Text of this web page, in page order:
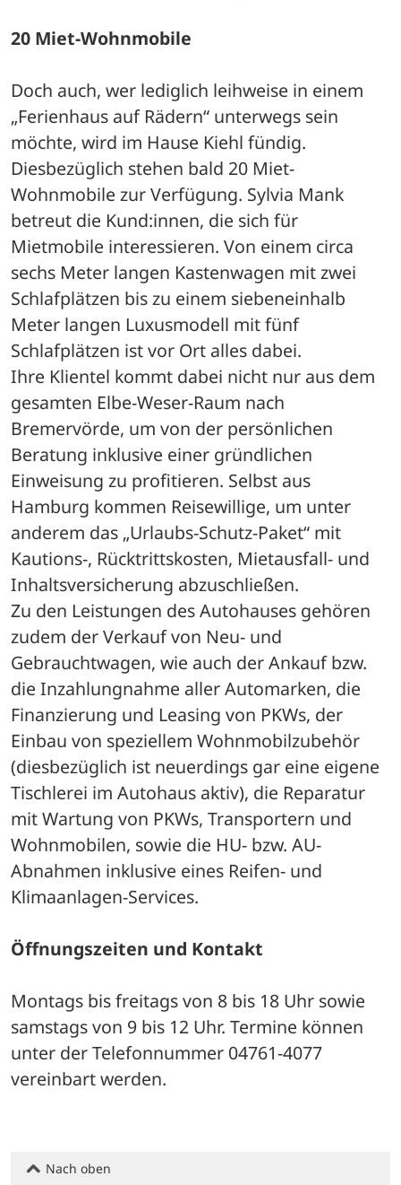
20 Miet-Wohnmobile
Doch auch, wer lediglich leihweise in einem
„Ferienhaus auf Rädern“ unterwegs sein
möchte, wird im Hause Kiehl fündig.
Diesbezüglich stehen bald 20 Miet-
Wohnmobile zur Verfügung. Sylvia Mank
betreut die Kund:innen, die sich für
Mietmobile interessieren. Von einem circa
sechs Meter langen Kastenwagen mit zwei
Schlafplätzen bis zu einem siebeneinhalb
Meter langen Luxusmodell mit fünf
Schlafplätzen ist vor Ort alles dabei.
Ihre Klientel kommt dabei nicht nur aus dem
gesamten Elbe-Weser-Raum nach
Bremervörde, um von der persönlichen
Beratung inklusive einer gründlichen
Einweisung zu profitieren. Selbst aus
Hamburg kommen Reisewillige, um unter
anderem das „Urlaubs-Schutz-Paket“ mit
Kautions-, Rücktrittskosten, Mietausfall- und
Inhaltsversicherung abzuschließen.
Zu den Leistungen des Autohauses gehören
zudem der Verkauf von Neu- und
Gebrauchtwagen, wie auch der Ankauf bzw.
die Inzahlungnahme aller Automarken, die
Finanzierung und Leasing von PKWs, der
Einbau von speziellem Wohnmobilzubehör
(diesbezüglich ist neuerdings gar eine eigene
Tischlerei im Autohaus aktiv), die Reparatur
mit Wartung von PKWs, Transportern und
Wohnmobilen, sowie die HU- bzw. AU-
Abnahmen inklusive eines Reifen- und
Klimaanlagen-Services.
Öffnungszeiten und Kontakt
Montags bis freitags von 8 bis 18 Uhr sowie
samstags von 9 bis 12 Uhr. Termine können
unter der Telefonnummer 04761-4077
vereinbart werden.
Nach oben